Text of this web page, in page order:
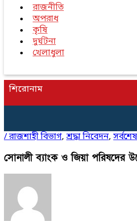
রাজনীতি
অপরাধ
কৃষি
দুর্ঘটনা
খেলাধুলা
শিরোনাম
/রাজশাহী বিভাগ, শ্রদ্ধা নিবেদন, সর্বশেষ
সোনালী ব্যাংক ও জিয়া পরিষদের